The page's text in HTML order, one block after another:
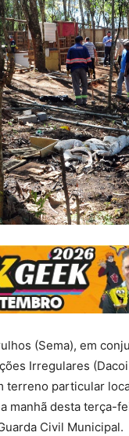
(Sema), em
Irregulares
terreno particular
manhã desta terça-
Civil Municipal.